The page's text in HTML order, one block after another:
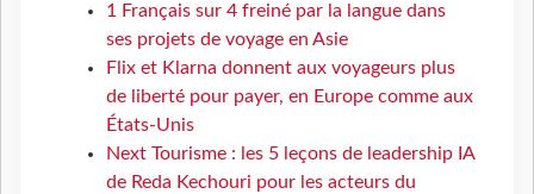
1 Français sur 4 freiné par la langue dans
ses projets de voyage en Asie
Flix et Klarna donnent aux voyageurs plus
de liberté pour payer, en Europe comme aux
États-Unis
Next Tourisme : les 5 leçons de leadership IA
de Reda Kechouri pour les acteurs du